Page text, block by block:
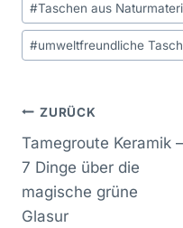
#Taschen aus
#umweltfreundliche
ZURÜCK
Tamegroute Keramik –
7 Dinge über die
magische grüne
Glasur